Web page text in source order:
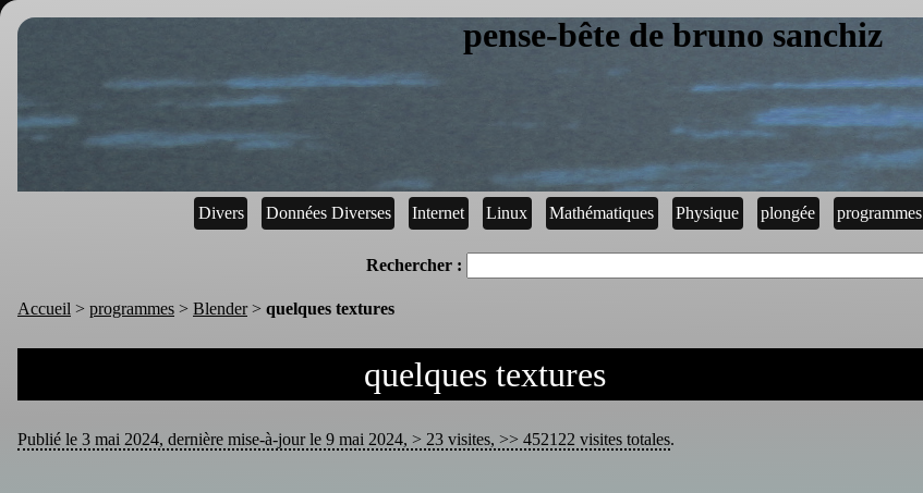
pense-bête de bruno sanchiz
Divers Données Diverses Internet Linux Mathématiques Physique plongée programmes
Rechercher :
Accueil > programmes > Blender> quelques textures
quelques textures
Publié le 3 mai 2024, dernière mise-à-jour le 9 mai 2024, > 23 visites, >> 452122 visites totales.